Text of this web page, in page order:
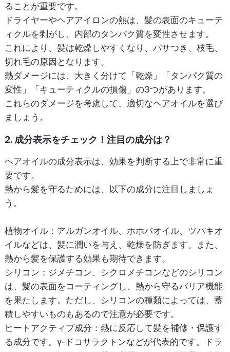
ることが重要です。
ドライヤーやヘアアイロンの熱は、髪の表面のキューテ
ィクルを剥がし、内部のタンパク質を変性させます。
これにより、髪は乾燥しやすくなり、パサつき、枝毛、
切れ毛の原因となります。
熱ダメージには、大きく分けて「乾燥」「タンパク質の
変性」「キューティクルの損傷」の3つがあります。
これらのダメージを考慮して、適切なヘアオイルを選び
ましょう。
2. 成分表示をチェック！注目の成分は？
ヘアオイルの成分表示は、効果を判断する上で非常に重
要です。
熱から髪を守るためには、以下の成分に注目しましょ
う。
植物オイル：アルガンオイル、ホホバオイル、ツバキオ
イルなどは、髪に潤いを与え、乾燥を防ぎます。また、
熱から髪を保護する効果も期待できます。
シリコン ：ジメチコン、シクロメチコンなどのシリコン
は、髪の表面をコーティングし、熱から守るバリア機能
を果たします。ただし、シリコンの種類によっては、蓄
積しやすいものもあるので注意が必要です。
ヒートアクティブ成分 ：熱に反応して髪を補修・保護す
る成分です。γ-ドコサラクトンなどが代表的です。ドラ